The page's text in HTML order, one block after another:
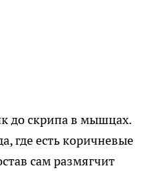
до скрипа в мышцах.
где есть коричневые
сам размягчит